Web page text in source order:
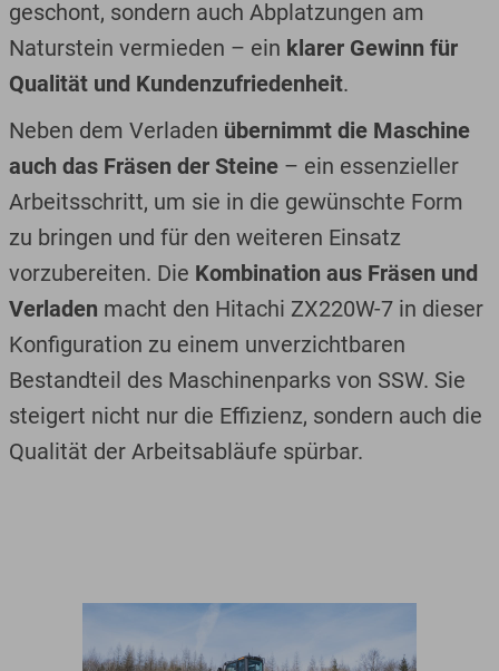
geschont, sondern auch Abplatzungen am
Naturstein vermieden – ein klarer Gewinn für
Qualität und Kundenzufriedenheit.
Neben dem Verladen übernimmt die Maschine
auch das Fräsen der Steine– ein essenzieller
Arbeitsschritt, um sie in die gewünschte Form
zu bringen und für den weiteren Einsatz
vorzubereiten. Die Kombination aus Fräsen und
Verladen macht den Hitachi ZX220W-7 in dieser
Konfiguration zu einem unverzichtbaren
Bestandteil des Maschinenparks von SSW. Sie
steigert nicht nur die Effizienz, sondern auch die
Qualität der Arbeitsabläufe spürbar.